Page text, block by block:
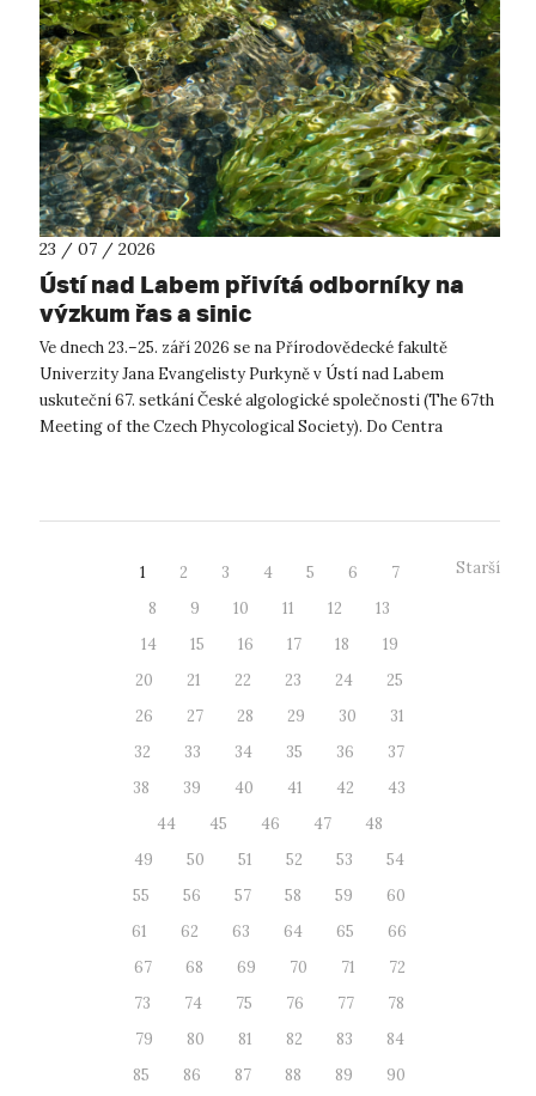
23 / 07 / 2026
Ústí nad Labem přivítá odborníky na
výzkum řas a sinic
Ve dnech 23.–25. září 2026 se na Přírodovědecké fakultě
Univerzity Jana Evangelisty Purkyně v Ústí nad Labem
uskuteční 67. setkání České algologické společnosti (The 67th
Meeting of the Czech Phycological Society). Do Centra
1 2 3 4 5 6
7
8
9 10 11 12
13
14
15 16 17 18
19
20
21 22 23 24
25
26
27 28 29 30
31
32
33 34 35 36
37
38
39 40 41 42
43
44
45 46 47
48
49
50 51 52 53
54
55
56 57 58 59
60
61
62 63 64 65
66
67
68 69 70 71
72
73
74 75 76 77
78
79
80 81 82 83
84
85
86 87 88 89
90
Starší